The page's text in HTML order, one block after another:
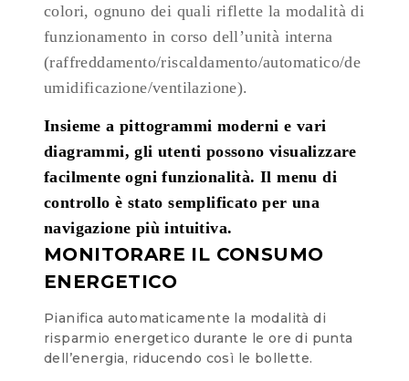
colori, ognuno dei quali riflette la modalità di
funzionamento in corso dell’unità interna
(raffreddamento/riscaldamento/automatico/de
umidificazione/ventilazione).
Insieme a pittogrammi moderni e vari
diagrammi, gli utenti possono visualizzare
facilmente ogni funzionalità. Il menu di
controllo è stato semplificato per una
navigazione più intuitiva.
MONITORARE IL CONSUMO
ENERGETICO
Pianifica automaticamente la modalità di
risparmio energetico durante le ore di punta
dell’energia, riducendo così le bollette.